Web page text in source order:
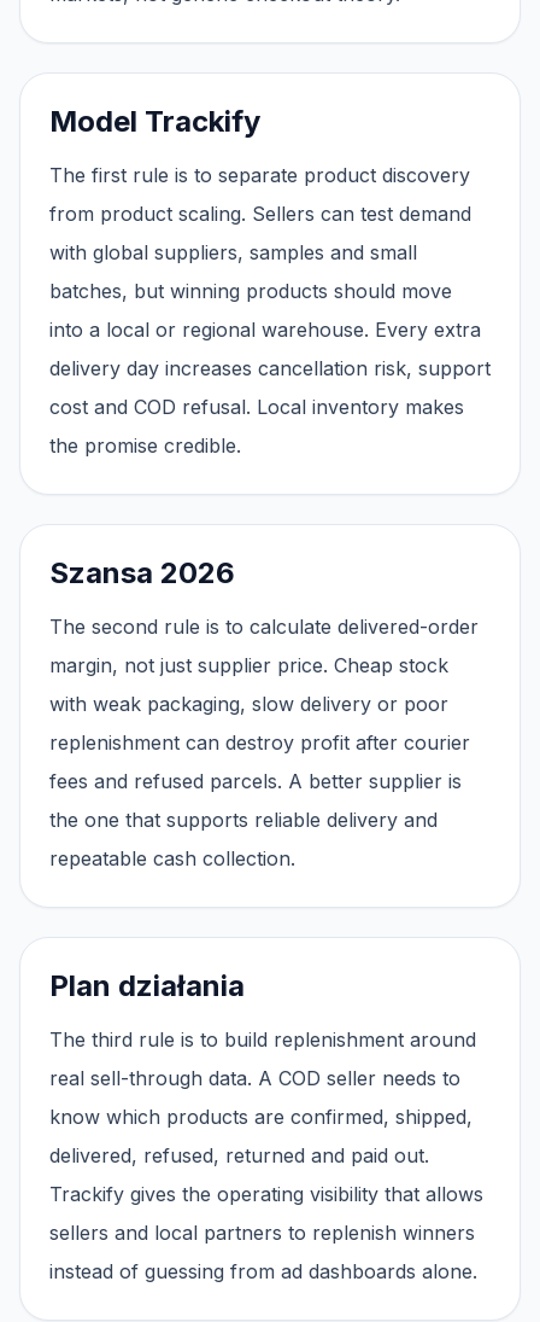
Model Trackify
The first rule is to separate product discovery
from product scaling. Sellers can test demand
with global suppliers, samples and small
batches, but winning products should move
into a local or regional warehouse. Every extra
delivery day increases cancellation risk, support
cost and COD refusal. Local inventory makes
the promise credible.
Szansa 2026
The second rule is to calculate delivered-order
margin, not just supplier price. Cheap stock
with weak packaging, slow delivery or poor
replenishment can destroy profit after courier
fees and refused parcels. A better supplier is
the one that supports reliable delivery and
repeatable cash collection.
Plan działania
The third rule is to build replenishment around
real sell-through data. A COD seller needs to
know which products are confirmed, shipped,
delivered, refused, returned and paid out.
Trackify gives the operating visibility that allows
sellers and local partners to replenish winners
instead of guessing from ad dashboards alone.